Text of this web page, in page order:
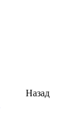
Назад